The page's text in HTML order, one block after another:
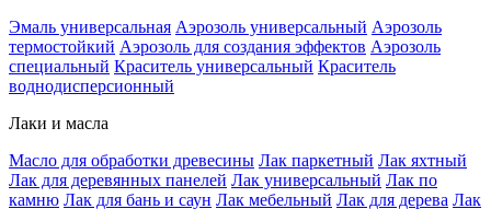
Эмаль универсальная Аэрозоль универсальный Аэрозоль
термостойкий Аэрозоль для создания эффектов Аэрозоль
специальный Краситель универсальный Краситель
воднодисперсионный
Лаки и масла
Масло для обработки древесины Лак паркетный Лак яхтный
Лак для деревянных панелей Лак универсальный Лак по
камню Лак для бань и саун Лак мебельный Лак для дерева Лак